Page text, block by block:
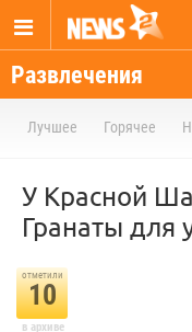
Развлечения
Лучшее Горячее
У Красной
Гранаты для
отметили
10
в архиве